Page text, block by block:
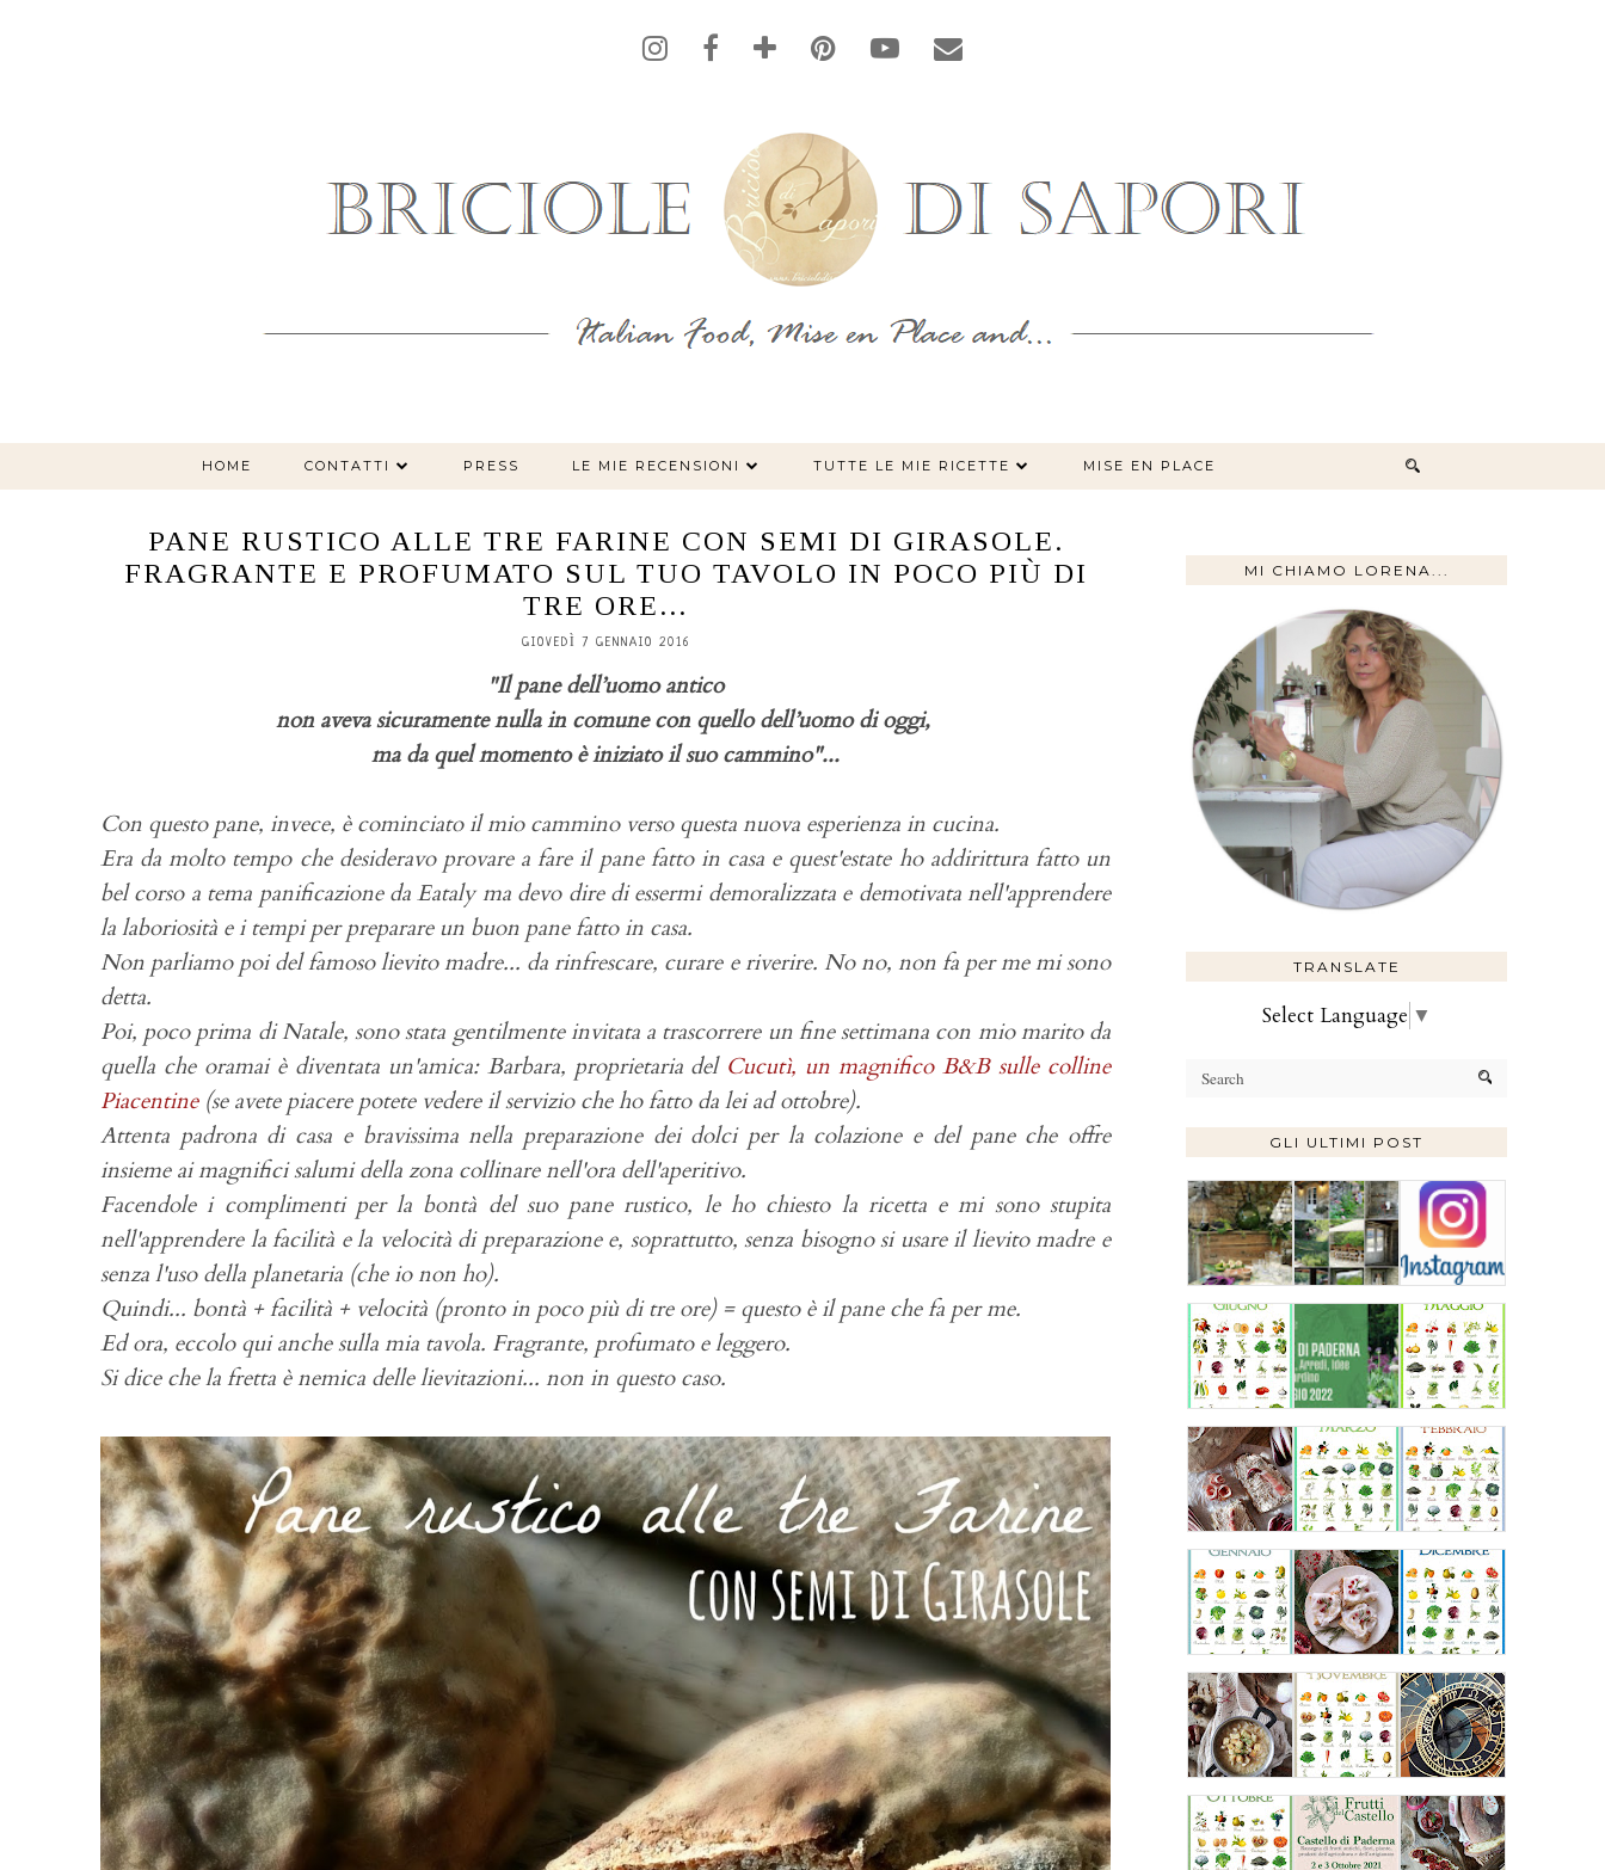
HOME CONTATTI PRESS LE MIE RECENSIONI TUTTE LE MIE RICETTE MISE EN PLACE
PANE RUSTICO ALLE TRE FARINE CON SEMI DI GIRASOLE.
FRAGRANTE E PROFUMATO SUL TUO TAVOLO IN POCO PIÙ DI
TRE ORE...
GIOVEDÌ 7 GENNAIO 2016
"Il pane dell’uomo antico
non aveva sicuramente nulla in comune con quello dell’uomo di oggi,
ma da quel momento è iniziato il suo cammino"...
Con questo pane, invece, è cominciato il mio cammino verso questa nuova esperienza in cucina.
Era da molto tempo che desideravo provare a fare il pane fatto in casa e quest'estate ho addirittura fatto un
bel corso a tema panificazione da Eataly ma devo dire di essermi demoralizzata e demotivata nell'apprendere
la laboriosità e i tempi per preparare un buon pane fatto in casa.
Non parliamo poi del famoso lievito madre... da rinfrescare, curare e riverire. No no, non fa per me mi sono
detta.
Poi, poco prima di Natale, sono stata gentilmente invitata a trascorrere un fine settimana con mio marito da
quella che oramai è diventata un'amica: Barbara, proprietaria del Cucutì, un magnifico B&B sulle colline
Piacentine(se avete piacere potete vedere il servizio che ho fatto da lei ad ottobre).
Attenta padrona di casa e bravissima nella preparazione dei dolci per la colazione e del pane che offre
insieme ai magnifici salumi della zona collinare nell'ora dell'aperitivo.
Facendole i complimenti per la bontà del suo pane rustico, le ho chiesto la ricetta e mi sono stupita
nell'apprendere la facilità e la velocità di preparazione e, soprattutto, senza bisogno si usare il lievito madre e
senza l'uso della planetaria (che io non ho).
Quindi... bontà + facilità + velocità (pronto in poco più di tre ore) = questo è il pane che fa per me.
Ed ora, eccolo qui anche sulla mia tavola. Fragrante, profumato e leggero.
Si dice che la fretta è nemica delle lievitazioni... non in questo caso.
MI CHIAMO LORENA...
TRANSLATE
Select Language ▼
GLI ULTIMI POST